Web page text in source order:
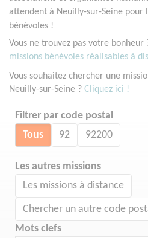
attendent à Neuilly-sur-Seine pour
bénévoles !
Vous ne trouvez pas votre bonheur
missions bénévoles réalisables à
Vous souhaitez chercher une
Neuilly-sur-Seine ? Cliquez ici !
Filtrer par code postal
Tous 92 92200
Les autres missions
Les missions à distance
Chercher un autre code
Mots clefs